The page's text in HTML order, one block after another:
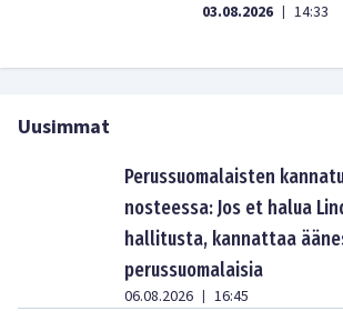
03.08.2026 | 14:33
Uusimmat
Perussuomalaisten
nosteessa: Jos et halua
hallitusta, kannattaa
perussuomalaisia
06.08.2026 | 16:45